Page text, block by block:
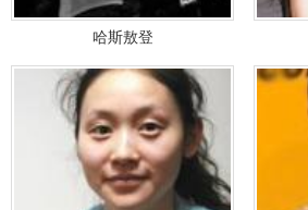
哈斯敖登